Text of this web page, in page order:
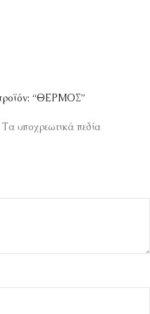
προϊόν: “ΘΕΡΜΟΣ”
Τα υποχρεωτικά πεδία